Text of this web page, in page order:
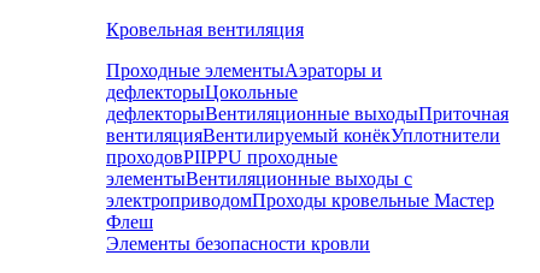
Кровельная вентиляция
Проходные элементыАэраторы и
дефлекторыЦокольные
дефлекторыВентиляционные выходыПриточная
вентиляцияВентилируемый конёкУплотнители
проходовPIIPPU проходные
элементыВентиляционные выходы с
электроприводомПроходы кровельные Мастер
Флеш
Элементы безопасности кровли